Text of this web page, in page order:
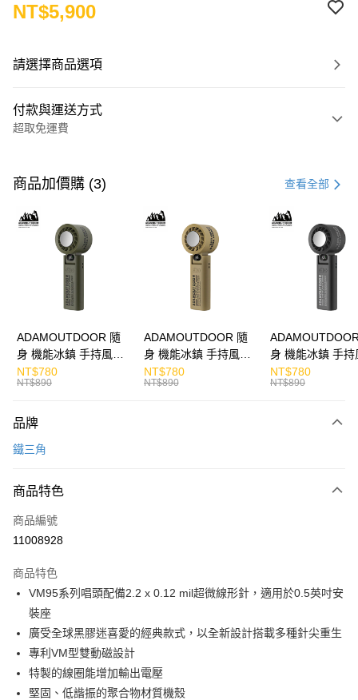
NT$5,900
請選擇商品選項
付款與運送方式
超取免運費
信用卡一次付款
LINE Pay
Apple Pay
運送方式
免運費
付款後7-11取貨
宅配
每筆NT$130，滿NT$399(含以上)免運費
商品加價購 (3) 查看全部
ADAMOUTDOOR 隨
身 機能冰鎮 手持風扇
掛繩
NT$780
NT$890
ADAMOUTDOOR 隨
身 機能冰鎮 手持風扇
掛繩
NT$780
NT$890
身 機能冰鎮 手持
掛繩
NT$780
NT$890
品牌
鐵三角
商品特色
商品編號
11008928
商品特色
VM95系列唱頭配備2.2 x 0.12 mil超微線形針，適用於0.5英吋安
裝座
廣受全球黑膠迷喜愛的經典款式，以全新設計搭載多種針尖重生
專利VM型雙動磁設計
特製的線圈能增加輸出電壓
堅固、低諧振的聚合物材質機殼